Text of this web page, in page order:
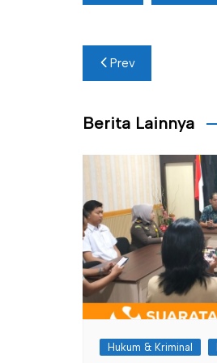
Navigasi
pos
Prev
Berita Lainnya
Hukum & Kriminal